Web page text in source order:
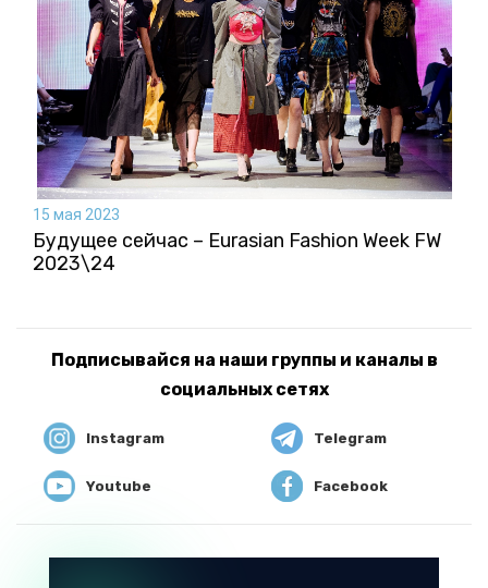
15 мая 2023
Будущее сейчас – Eurasian Fashion Week FW
2023\24
Подписывайся на наши группы и каналы в
социальных сетях
Instagram Telegram
Youtube Facebook